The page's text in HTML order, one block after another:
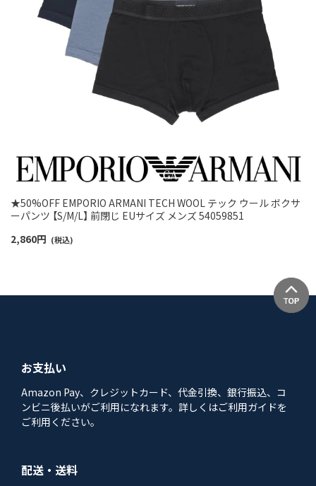
★50%OFF EMPORIO ARMANI TECH WOOL テック ウール ボクサ
ーパンツ 【S/M/L】 前閉じ EUサイズ メンズ 54059851
2,860円 (税込)
お支払い
Amazon Pay、クレジットカード、代金引換、銀行振込、コ
ンビニ後払いがご利用になれます。詳しくはご利用ガイドを
ご利用ください。
配送・送料